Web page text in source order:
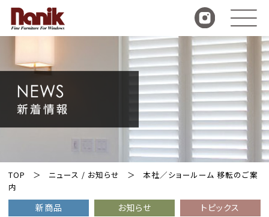
TOP ニュース / お知らせ
本社／ショールーム 移転のご案
内
新商品 お知らせ トピックス